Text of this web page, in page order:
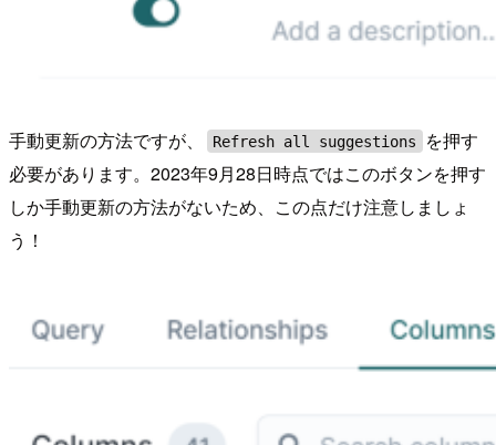
手動更新の方法ですが、 Refresh all suggestions
を押す
必要があります。2023年9月28日時点ではこのボタンを押す
しか手動更新の方法がないため、この点だけ注意しましょ
う！